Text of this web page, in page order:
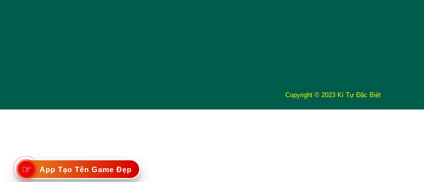
Copyright © 2023 Kí Tự Đặc Biệt
☞ App Tạo Tên Game Đẹp